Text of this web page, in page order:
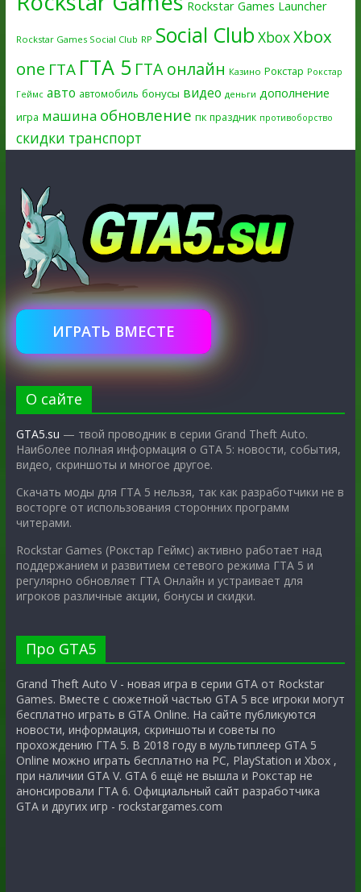
Rockstar Games Launcher
Rockstar Games Social Club RP Social Club XboxXbox
one ГТА ГТА 5 ГТА онлайн Казино Рокстар Рокстар
Геймс авто автомобиль бонусы видео деньги дополнение
игра машина обновление пк праздник противоборство
скидки транспорт
ИГРАТЬ ВМЕСТЕ
О сайте
GTA5.su — твой проводник в серии Grand Theft Auto.
Наиболее полная информация о GTA 5: новости, события,
видео, скриншоты и многое другое.
Скачать моды для ГТА 5 нельзя, так как разработчики не в
восторге от использования сторонних программ
читерами.
Rockstar Games (Рокстар Геймс) активно работает над
поддержанием и развитием сетевого режима ГТА 5 и
регулярно обновляет ГТА Онлайн и устраивает для
игроков различные акции, бонусы и скидки.
Про GTA5
Grand Theft Auto V - новая игра в серии GTA от Rockstar
Games. Вместе с сюжетной частью GTA 5 все игроки могут
бесплатно играть в GTA Online. На сайте публикуются
новости, информация, скриншоты и советы по
прохождению ГТА 5. В 2018 году в мультиплеер GTA 5
Online можно играть бесплатно на PC, PlayStation и Xbox ,
при наличии GTA V. GTA 6 ещё не вышла и Рокстар не
анонсировали ГТА 6. Официальный сайт разработчика
GTA и других игр - rockstargames.com